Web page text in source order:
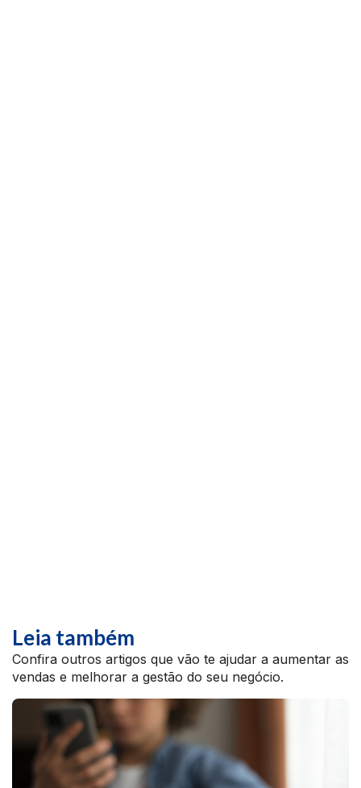
Leia também
Confira outros artigos que vão te ajudar a aumentar as
vendas e melhorar a gestão do seu negócio.